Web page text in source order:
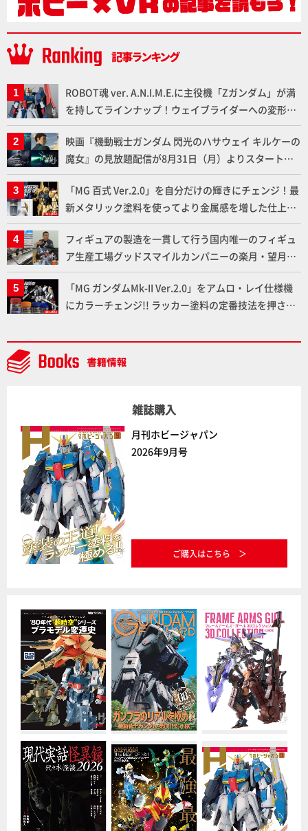
ROBOT魂 ver. A.N.I.M.E.に主役機「Zガンダム」が満
を持してラインナップ！ウェイブライダーへの変形、
劇中どおりのプロポーションを再現【機動戦士Zガン
ダム】
映画『機動戦士ガンダム 閃光のハサウェイ キルケーの
魔女』の見放題配信が8月31日（月）よりスタート！
Prime Videoで国内独占配信
「MG 百式 Ver.2.0」を自分だけの輝きにチェンジ！最
新メタリック塗料を使ってより金属感を増した仕上が
りに!!【試し読み】
フィギュアの製造を一貫して行う国内唯一のフィギュ
ア生産工場グッドスマイルカンパニーの楽月・望月工
場に突撃！谷本工場長へのインタビューと『PLAMAX
AAAヴンダー』の続報も！
「MG ガンダムMk-II Ver.2.0」をアムロ・レイ仕様機
にカラーチェンジ!! ラッカー塗料の定番技法を押さえ
雑誌購入
月刊ホビージャパン
2026年9月号
ご購入はこちら